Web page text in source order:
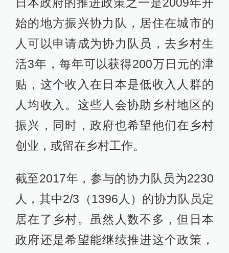
始的地方振兴协力队，居住在城市的
人可以申请成为协力队员，去乡村生
活3年，每年可以获得200万日元的津
贴，这个收入在日本是低收入人群的
人均收入。这些人会协助乡村地区的
振兴，同时，政府也希望他们在乡村
创业，或留在乡村工作。
截至2017年，参与的协力队员为2230
人，其中2/3（1396人）的协力队员定
居在了乡村。虽然人数不多，但日本
政府还是希望能继续推进这个政策，